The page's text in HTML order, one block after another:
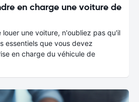
en charge une voiture de
louer une voiture, n'oubliez pas qu'il
essentiels que vous devez
en charge du véhicule de